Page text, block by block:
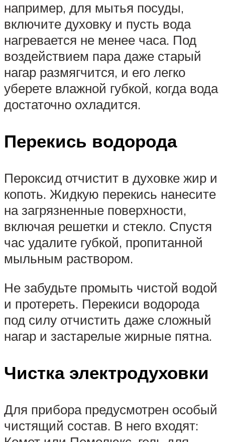
например, для мытья посуды,
включите духовку и пусть вода
нагревается не менее часа. Под
воздействием пара даже старый
нагар размягчится, и его легко
уберете влажной губкой, когда вода
достаточно охладится.
Перекись водорода
Пероксид отчистит в духовке жир и
копоть. Жидкую перекись нанесите
на загрязненные поверхности,
включая решетки и стекло. Спустя
час удалите губкой, пропитанной
мыльным раствором.
Не забудьте промыть чистой водой
и протереть. Перекиси водорода
под силу отчистить даже сложный
нагар и застарелые жирные пятна.
Чистка электродуховки
Для прибора предусмотрен особый
чистящий состав. В него входят: